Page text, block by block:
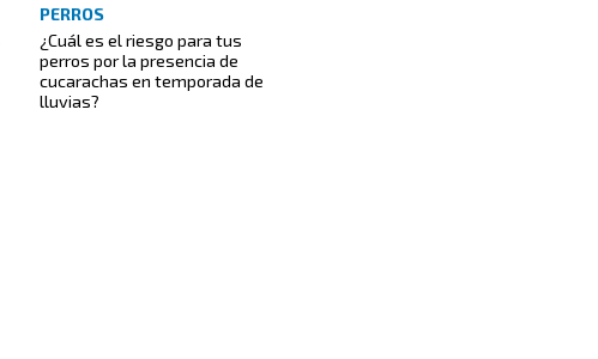
PERROS
¿Cuál es el riesgo para tus
perros por la presencia de
cucarachas en temporada de
lluvias?